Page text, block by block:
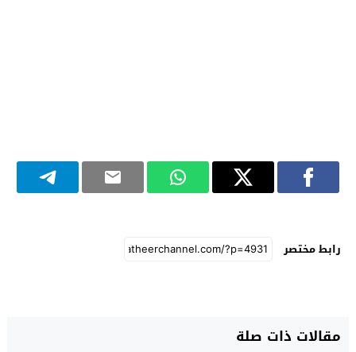
رابط مختصر
مقالات ذات صلة